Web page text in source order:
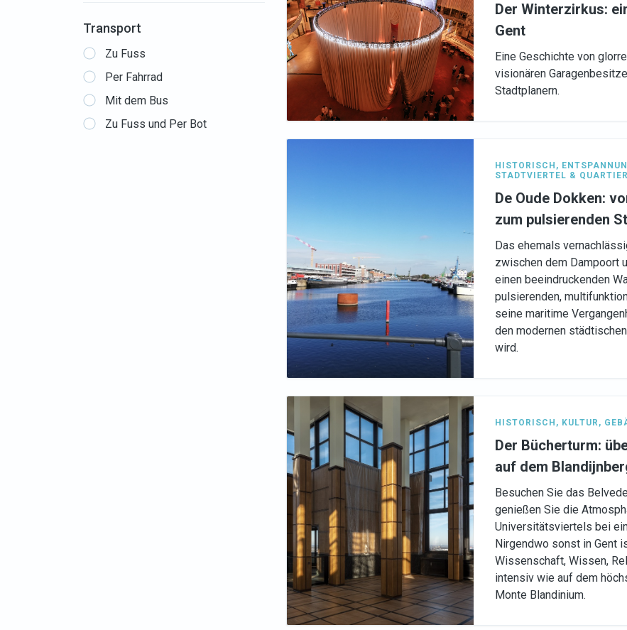
Transport
Zu Fuss
Per Fahrrad
Mit dem Bus
Zu Fuss und Per Bot
Der Winterzirkus:
Gent
Eine Geschichte von
visionären
Stadtplanern.
HISTORISCH ,
STADTVIERTEL &
De Oude Dokken:
zum pulsierenden
Das ehemals
zwischen dem Dampoort
einen beeindruckenden
pulsierenden,
seine maritime
den modernen
wird.
HISTORISCH , KULTUR ,
Der Bücherturm:
auf dem
Besuchen Sie das
genießen Sie die
Universitätsviertels bei
Nirgendwo sonst in Gent
Wissenschaft, Wissen,
intensiv wie auf dem
Monte Blandinium.